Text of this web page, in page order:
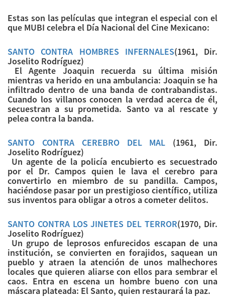
Estas son las películas que integran el especial con el
que MUBI celebra el Día Nacional del Cine Mexicano:
SANTO CONTRA HOMBRES INFERNALES(1961, Dir.
Joselito Rodríguez)
El Agente Joaquin recuerda su última misión
mientras va herido en una ambulancia: Joaquin se ha
infiltrado dentro de una banda de contrabandistas.
Cuando los villanos conocen la verdad acerca de él,
secuestran a su prometida. Santo va al rescate y
pelea contra la banda.
SANTO CONTRA CEREBRO DEL MAL (1961, Dir.
Joselito Rodríguez)
Un agente de la policía encubierto es secuestrado
por el Dr. Campos quien le lava el cerebro para
convertirlo en miembro de su pandilla. Campos,
haciéndose pasar por un prestigioso científico, utiliza
sus inventos para obligar a otros a cometer delitos.
SANTO CONTRA LOS JINETES DEL TERROR(1970, Dir.
Joselito Rodríguez)
Un grupo de leprosos enfurecidos escapan de una
institución, se convierten en forajidos, saquean un
pueblo y atraen la atención de unos malhechores
locales que quieren aliarse con ellos para sembrar el
caos. Entra en escena un hombre bueno con una
máscara plateada: El Santo, quien restaurará la paz.